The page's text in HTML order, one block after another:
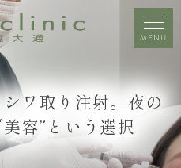
MENU
ワ取り注射。夜の
容”という選択